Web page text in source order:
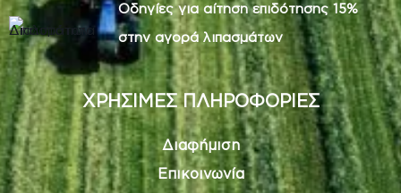
Οδηγίες για αίτηση επιδότησης 15%
στην αγορά λιπασμάτων
ΧΡΗΣΙΜΕΣ ΠΛΗΡΟΦΟΡΙΕΣ
Διαφήμιση
Επικοινωνία